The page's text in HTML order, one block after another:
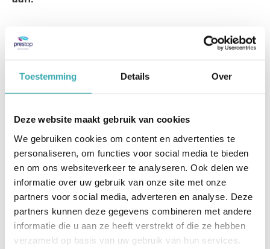
Toestemming Details Over
Deze website maakt gebruik van cookies
We gebruiken cookies om content en advertenties te
personaliseren, om functies voor social media te bieden
en om ons websiteverkeer te analyseren. Ook delen we
informatie over uw gebruik van onze site met onze
partners voor social media, adverteren en analyse. Deze
partners kunnen deze gegevens combineren met andere
informatie die u aan ze heeft verstrekt of die ze hebben
verzameld op basis van uw gebruik van hun services.